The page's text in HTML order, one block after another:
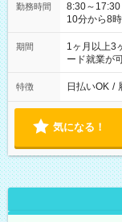
勤務時間
8:30～17:30 9:00
10分から8時
期間
1ヶ月以上3
ード就業が
特徴 日払いOK /
気になる！